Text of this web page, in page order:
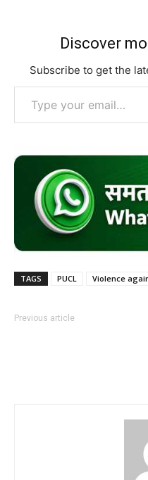
Discover
Subscribe to get the
Type your email…
TAGS PUCL Violence
Previous article